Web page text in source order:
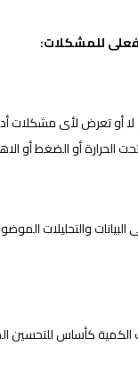
للمشكلات:
لا أو تعرض لأى مشكلات
الحرارة أو الضغط أو
البيانات والتحليلات
كأساس للتحسين